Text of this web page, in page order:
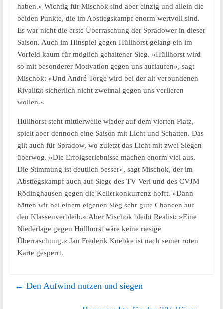
haben.« Wichtig für Mischok sind aber einzig und allein die
beiden Punkte, die im Abstiegskampf enorm wertvoll sind.
Es war nicht die erste Überraschung der Spradower in dieser
Saison. Auch im Hinspiel gegen Hüllhorst gelang ein im
Vorfeld kaum für möglich gehaltener Sieg. »Hüllhorst wird
so mit besonderer Motivation gegen uns auflaufen«, sagt
Mischok: »Und André Torge wird bei der alt verbundenen
Rivalität sicherlich nicht zweimal gegen uns verlieren
wollen.«
Hüllhorst steht mittlerweile wieder auf dem vierten Platz,
spielt aber dennoch eine Saison mit Licht und Schatten. Das
gilt auch für Spradow, wo zuletzt das Licht mit zwei Siegen
überwog. »Die Erfolgserlebnisse machen enorm viel aus.
Die Stimmung ist deutlich besser«, sagt Mischok, der im
Abstiegskampf auch auf Siege des TV Verl und des CVJM
Rödinghausen gegen die Kellerkonkurrenz hofft. »Dann
hätten wir bei einem eigenen Sieg sehr gute Chancen auf
den Klassenverbleib.« Aber Mischok bleibt Realist: »Eine
Niederlage gegen Hüllhorst wäre keine riesige
Überraschung.« Jan Frederik Koebke ist nach seiner roten
Karte gesperrt.
← Den Aufwind nutzen und siegen